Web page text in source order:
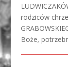
rodziców
Boże,